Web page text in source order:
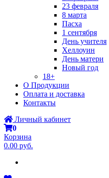
23 февраля
8 марта
Пасха
1 сентября
День учителя
Хеллоуин
День матери
Новый год
18+
О Продукции
Оплата и доставка
Контакты
Личный кабинет
0
Корзина
0.00 руб.